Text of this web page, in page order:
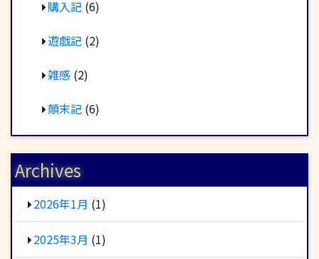
購入記 (6)
遊戯記 (2)
雑感 (2)
顛末記 (6)
Archives
2026年1月 (1)
2025年3月 (1)